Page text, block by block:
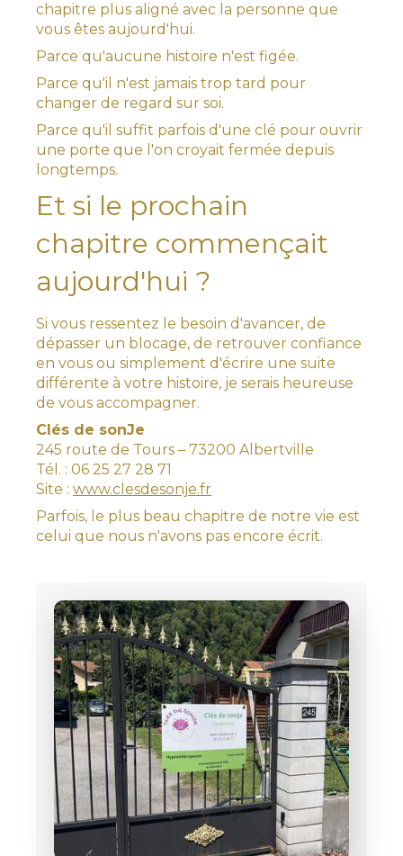
chapitre plus aligné avec la personne que
vous êtes aujourd'hui.
Parce qu'aucune histoire n'est figée.
Parce qu'il n'est jamais trop tard pour
changer de regard sur soi.
Parce qu'il suffit parfois d'une clé pour ouvrir
une porte que l'on croyait fermée depuis
longtemps.
Et si le prochain
chapitre commençait
aujourd'hui ?
Si vous ressentez le besoin d'avancer, de
dépasser un blocage, de retrouver confiance
en vous ou simplement d'écrire une suite
différente à votre histoire, je serais heureuse
de vous accompagner.
Clés de sonJe
245 route de Tours – 73200 Albertville
Tél. : 06 25 27 28 71
Site : www.clesdesonje.fr
Parfois, le plus beau chapitre de notre vie est
celui que nous n'avons pas encore écrit.